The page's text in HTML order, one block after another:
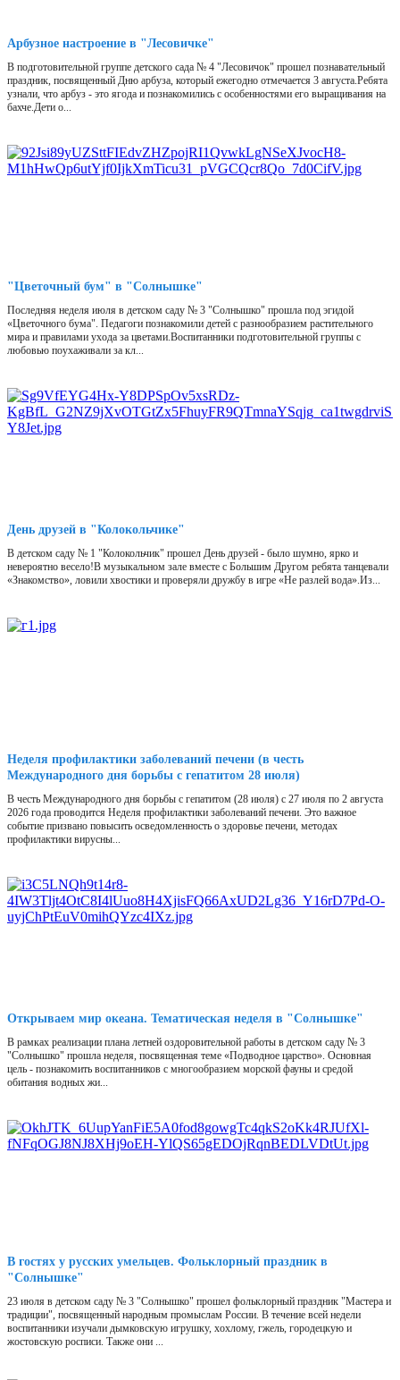
Арбузное настроение в "Лесовичке"
В подготовительной группе детского сада № 4 "Лесовичок" прошел познавательный
праздник, посвященный Дню арбуза, который ежегодно отмечается 3 августа.Ребята
узнали, что арбуз - это ягода и познакомились с особенностями его выращивания на
бахче.Дети о...
"Цветочный бум" в "Солнышке"
Последняя неделя июля в детском саду № 3 "Солнышко" прошла под эгидой
«Цветочного бума". Педагоги познакомили детей с разнообразием растительного
мира и правилами ухода за цветами.Воспитанники подготовительной группы с
любовью поухаживали за кл...
День друзей в "Колокольчике"
В детском саду № 1 "Колокольчик" прошел День друзей - было шумно, ярко и
невероятно весело!В музыкальном зале вместе с Большим Другом ребята танцевали
«Знакомство», ловили хвостики и проверяли дружбу в игре «Не разлей вода».Из...
Неделя профилактики заболеваний печени (в честь
Международного дня борьбы с гепатитом 28 июля)
В честь Международного дня борьбы с гепатитом (28 июля) с 27 июля по 2 августа
2026 года проводится Неделя профилактики заболеваний печени. Это важное
событие призвано повысить осведомленность о здоровье печени, методах
профилактики вирусны...
Открываем мир океана. Тематическая неделя в "Солнышке"
В рамках реализации плана летней оздоровительной работы в детском саду № 3
"Солнышко" прошла неделя, посвященная теме «Подводное царство». Основная
цель - познакомить воспитанников с многообразием морской фауны и средой
обитания водных жи...
В гостях у русских умельцев. Фольклорный праздник в
"Солнышке"
23 июля в детском саду № 3 "Солнышко" прошел фольклорный праздник "Мастера и
традиции", посвященный народным промыслам России. В течение всей недели
воспитанники изучали дымковскую игрушку, хохлому, гжель, городецкую и
жостовскую росписи. Также они ...